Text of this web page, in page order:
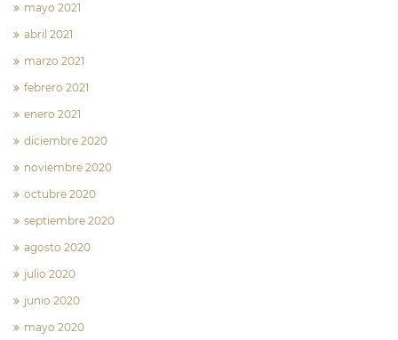
mayo 2021
abril 2021
marzo 2021
febrero 2021
enero 2021
diciembre 2020
noviembre 2020
octubre 2020
septiembre 2020
agosto 2020
julio 2020
junio 2020
mayo 2020